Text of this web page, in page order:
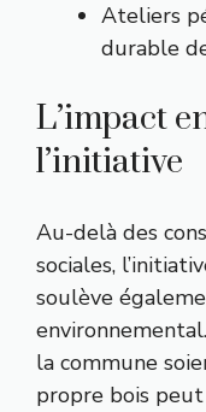
Ateliers
durable
L’impact
l’initiative
Au-delà des
sociales,
soulève
la commune
propre bois